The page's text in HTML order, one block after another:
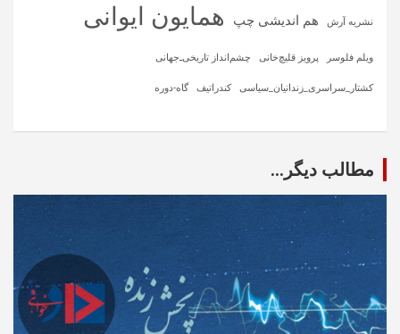
نشریه آرش هم اندیشی چپ همایون ایوانی
ویلم فلوسر پرویز قلیچ‌خانی چشم‌انداز تاریخی‌ـ‌جهانی
کشتار_سراسری_زندانیان_سیاسی کندراتیف گاه-دوره
مطالب دیگر...